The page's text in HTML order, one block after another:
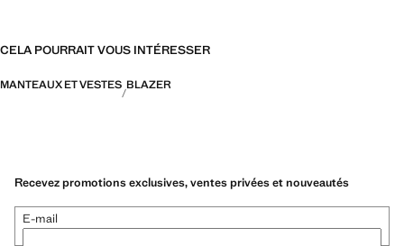
CELA POURRAIT VOUS INTÉRESSER
MANTEAUX ET VESTES BLAZER
Recevez promotions exclusives, ventes privées et nouveautés
E-mail